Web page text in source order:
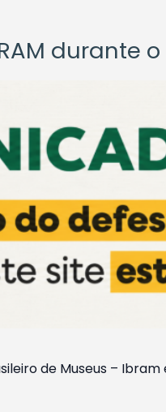
durante
de Museus –